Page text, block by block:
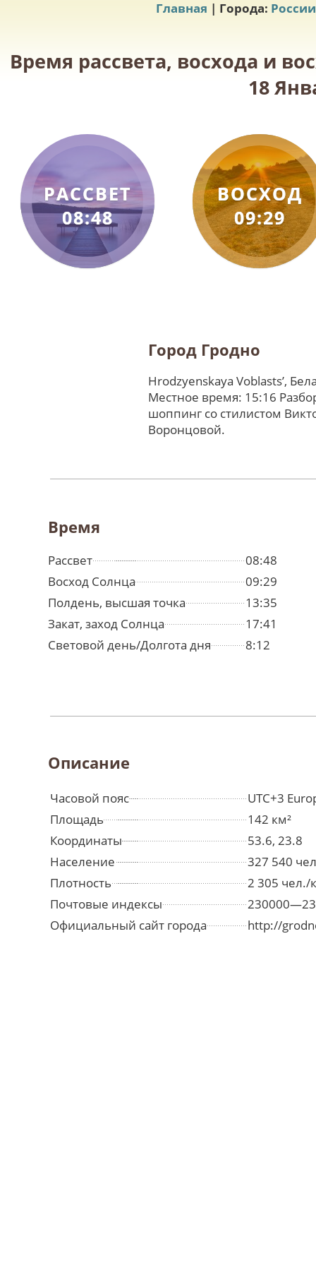
Главная | Города: России
Время рассвета, восхода и
18
РАССВЕТ
08:48
ВОСХОД
09:29
Город Гродно
Hrodzyenskaya Voblastsʼ,
Местное время: 15:16
шоппинг со стилистом
Воронцовой.
Время
Рассвет
08:48
Восход Солнца
09:29
Полдень, высшая точка
13:35
Закат, заход Солнца
17:41
Световой день/Долгота дня
8:12
Описание
Часовой пояс
UTC+3
Площадь
142 км²
Координаты
53.6, 23.8
Население
327 540
Плотность
2 305 чел./
Почтовые индексы
Официальный сайт города
http://